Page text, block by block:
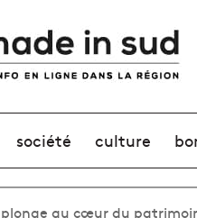
société culture
au cœur du